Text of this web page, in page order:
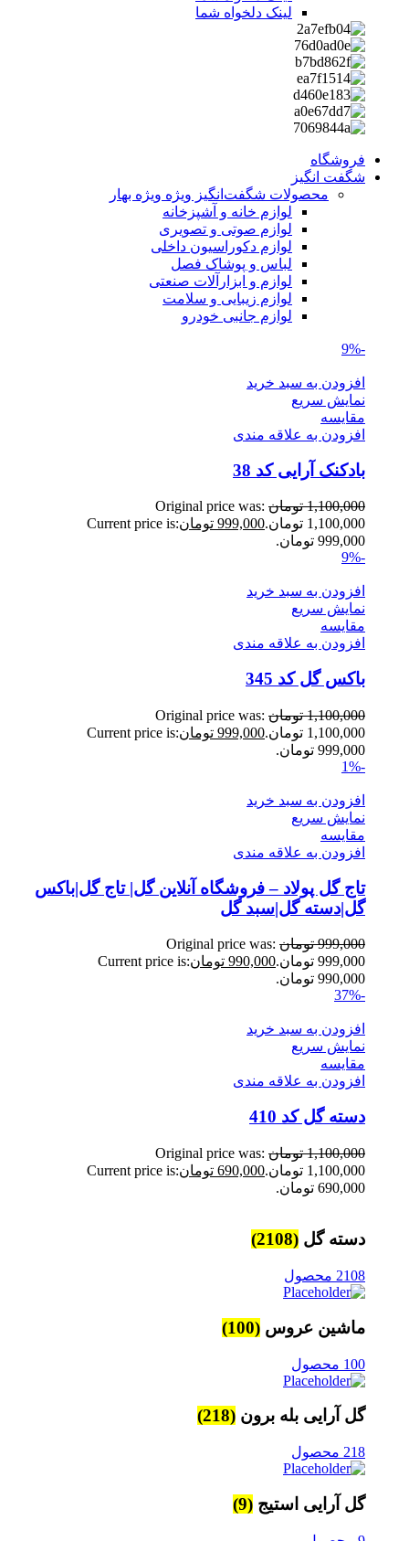
لینک دلخواه شما
فروشگاه
شگفت انگیز
محصولات شگفت‌انگیز ویژه ویژه بهار
لوازم خانه و آشپزخانه
لوازم صوتی و تصویری
لوازم دکوراسیون داخلی
لباس و پوشاک فصل
لوازم و ابزارآلات صنعتی
لوازم زیبایی و سلامت
لوازم جانبی خودرو
-9%
افزودن به سبد خرید
نمایش سریع
مقايسه
افزودن به علاقه مندی
بادکنک آرایی کد 38
1,100,000 تومان Original price was:
1,100,000 تومان.
999,000 تومانCurrent price is:
999,000 تومان.
-9%
افزودن به سبد خرید
نمایش سریع
مقايسه
افزودن به علاقه مندی
باکس گل کد 345
1,100,000 تومان Original price was:
1,100,000 تومان.
999,000 تومانCurrent price is:
999,000 تومان.
-1%
افزودن به سبد خرید
نمایش سریع
مقايسه
افزودن به علاقه مندی
تاج گل پولاد – فروشگاه آنلاین گل| تاج گل|باکس
گل|دسته گل|سبد گل
999,000 تومان Original price was:
999,000 تومان.
990,000 تومانCurrent price is:
990,000 تومان.
-37%
افزودن به سبد خرید
نمایش سریع
مقايسه
افزودن به علاقه مندی
دسته گل کد 410
1,100,000 تومان Original price was:
1,100,000 تومان.
690,000 تومانCurrent price is:
690,000 تومان.
دسته گل (2108)
2108 محصول
ماشین عروس (100)
100 محصول
گل آرایی بله برون (218)
218 محصول
گل آرایی استیج (9)